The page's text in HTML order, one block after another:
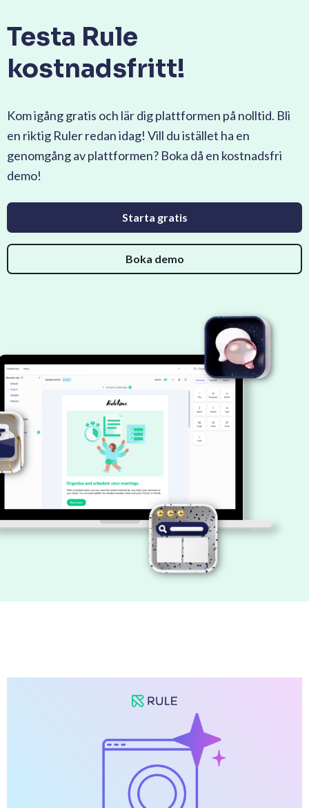
Testa Rule
kostnadsfritt!
Kom igång gratis och lär dig plattformen på nolltid. Bli
en riktig Ruler redan idag! Vill du istället ha en
genomgång av plattformen? Boka då en kostnadsfri
demo!
Starta gratis
Boka demo